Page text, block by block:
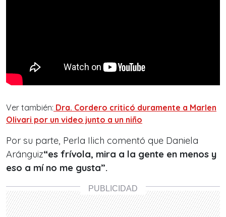
Ver también: Dra. Cordero criticó duramente a Marlen
Olivari por un video junto a un niño
Por su parte, Perla Ilich comentó que Daniela
Aránguiz“es frívola, mira a la gente en menos y
eso a mí no me gusta”.